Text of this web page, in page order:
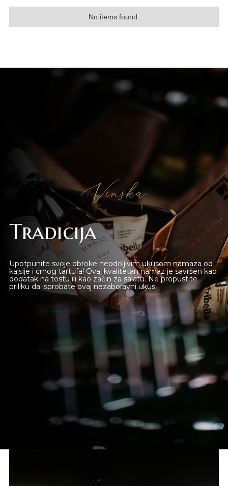
Novi Sad
No items found.
Vinska
Tradicija
Upotpunite svoje obroke neodoljivim ukusom namaza od
kajsije i crnog tartufa! Ovaj kvalitetan namaz je savršen kao
dodatak na tostu ili kao začin za salatu. Ne propustite
priliku da isprobate ovaj nezaboravni ukus.